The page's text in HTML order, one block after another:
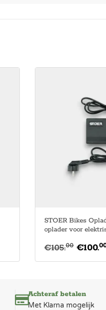
STOER Bikes
oplader voor
€105.00 €100.
Achteraf betalen
Met Klarna mogelijk